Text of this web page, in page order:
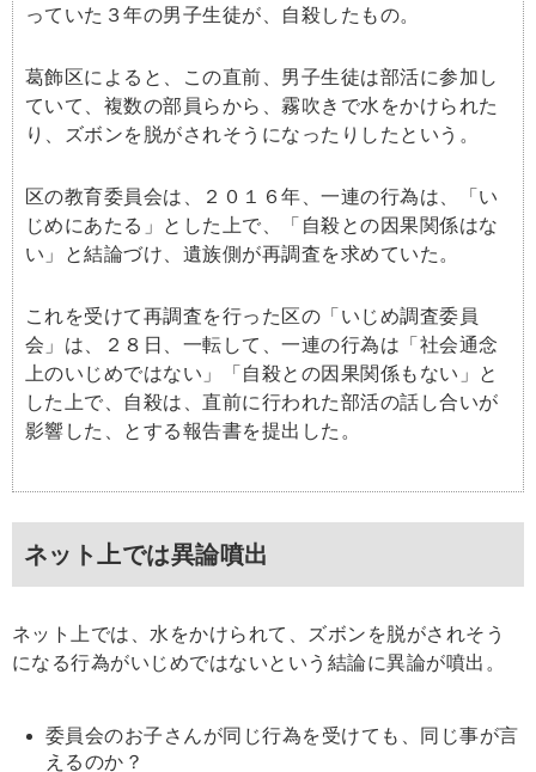
っていた３年の男子生徒が、自殺したもの。
葛飾区によると、この直前、男子生徒は部活に参加し
ていて、複数の部員らから、霧吹きで水をかけられた
り、ズボンを脱がされそうになったりしたという。
区の教育委員会は、２０１６年、一連の行為は、「い
じめにあたる」とした上で、「自殺との因果関係はな
い」と結論づけ、遺族側が再調査を求めていた。
これを受けて再調査を行った区の「いじめ調査委員
会」は、２８日、一転して、一連の行為は「社会通念
上のいじめではない」「自殺との因果関係もない」と
した上で、自殺は、直前に行われた部活の話し合いが
影響した、とする報告書を提出した。
ネット上では異論噴出
ネット上では、水をかけられて、ズボンを脱がされそう
になる行為がいじめではないという結論に異論が噴出。
委員会のお子さんが同じ行為を受けても、同じ事が言
えるのか？